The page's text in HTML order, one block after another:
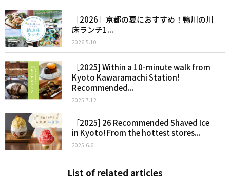
［2026］京都の夏におすすめ！鴨川の川
床ランチ1...
2026.5.10
［2025] Within a 10-minute walk from
Kyoto Kawaramachi Station!
Recommended...
2025.7.12
［2025] 26 Recommended Shaved Ice
in Kyoto! From the hottest stores...
2025.6.6
List of related articles